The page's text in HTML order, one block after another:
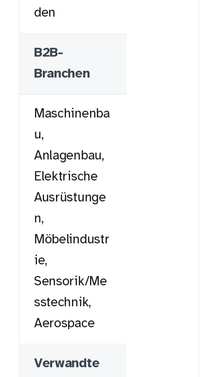
den
B2B-
Branchen
Maschinenba
u,
Anlagenbau,
Elektrische
Ausrüstunge
n,
Möbelindustr
ie,
Sensorik/Me
sstechnik,
Aerospace
Verwandte